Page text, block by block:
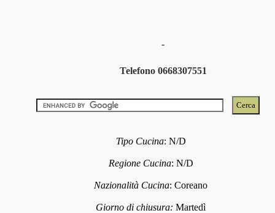
-
Telefono 0668307551
Tipo Cucina: N/D
Regione Cucina: N/D
Nazionalità Cucina:Coreano
Giorno di chiusura:Martedì